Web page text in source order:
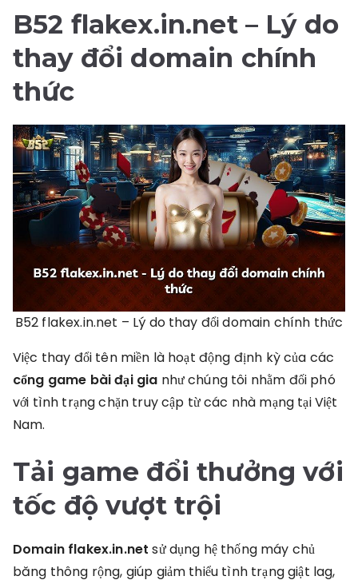
B52 flakex.in.net– Lý do
thay đổi domain chính
thức
B52 flakex.in.net – Lý do thay đổi domain chính thức
Việc thay đổi tên miền là hoạt động định kỳ của các
cổng game bài đại gia như chúng tôi nhằm đối phó
với tình trạng chặn truy cập từ các nhà mạng tại Việt
Nam.
Tải game đổi thưởng với
tốc độ vượt trội
Domain flakex.in.net sử dụng hệ thống máy chủ
băng thông rộng, giúp giảm thiểu tình trạng giật lag,